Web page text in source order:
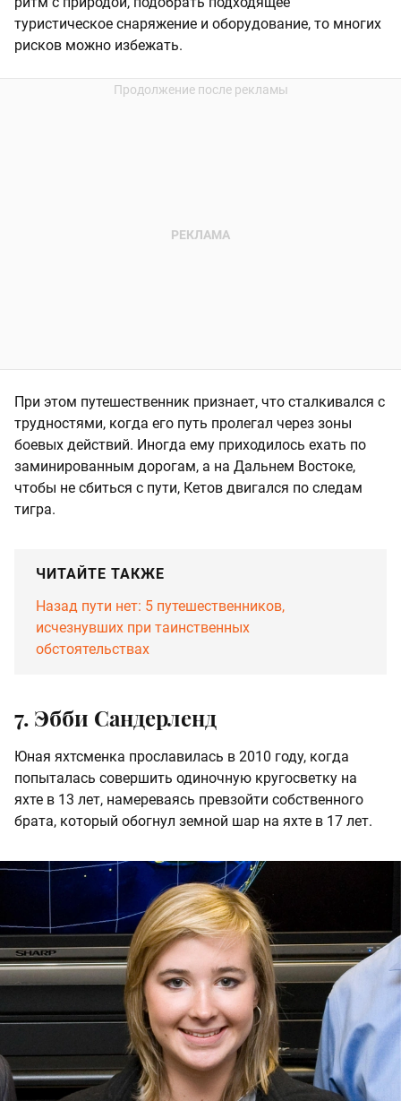
туристическое снаряжение и оборудование, то многих
рисков можно избежать.
При этом путешественник признает, что сталкивался с
трудностями, когда его путь пролегал через зоны
боевых действий. Иногда ему приходилось ехать по
заминированным дорогам, а на Дальнем Востоке,
чтобы не сбиться с пути, Кетов двигался по следам
тигра.
ЧИТАЙТЕ ТАКЖЕ
Назад пути нет: 5 путешественников,
исчезнувших при таинственных
обстоятельствах
7. Эбби Сандерленд
Юная яхтсменка прославилась в 2010 году, когда
попыталась совершить одиночную кругосветку на
яхте в 13 лет, намереваясь превзойти собственного
брата, который обогнул земной шар на яхте в 17 лет.